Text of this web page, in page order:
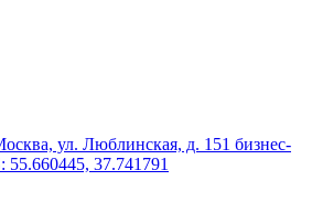
ул. Люблинская, д. 151 бизнес-
37.741791